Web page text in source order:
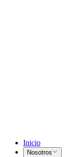
Inicio
Nosotros